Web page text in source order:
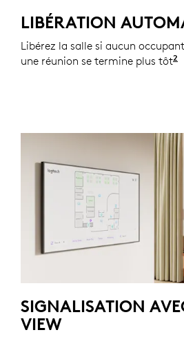
LIBÉRATION
Libérez la salle si aucun
une réunion se termine plus tôt2
SIGNALISATION
VIEW